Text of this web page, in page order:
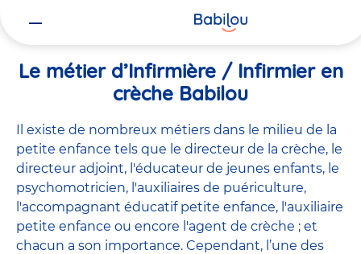
Le métier d’Infirmière / Infirmier en
crèche Babilou
Il existe de nombreux métiers dans le milieu de la
petite enfance tels que le directeur de la crèche, le
directeur adjoint, l'éducateur de jeunes enfants, le
psychomotricien, l'auxiliaires de puériculture,
l'accompagnant éducatif petite enfance, l'auxiliaire
petite enfance ou encore l'agent de crèche ; et
chacun a son importance. Cependant, l’une des